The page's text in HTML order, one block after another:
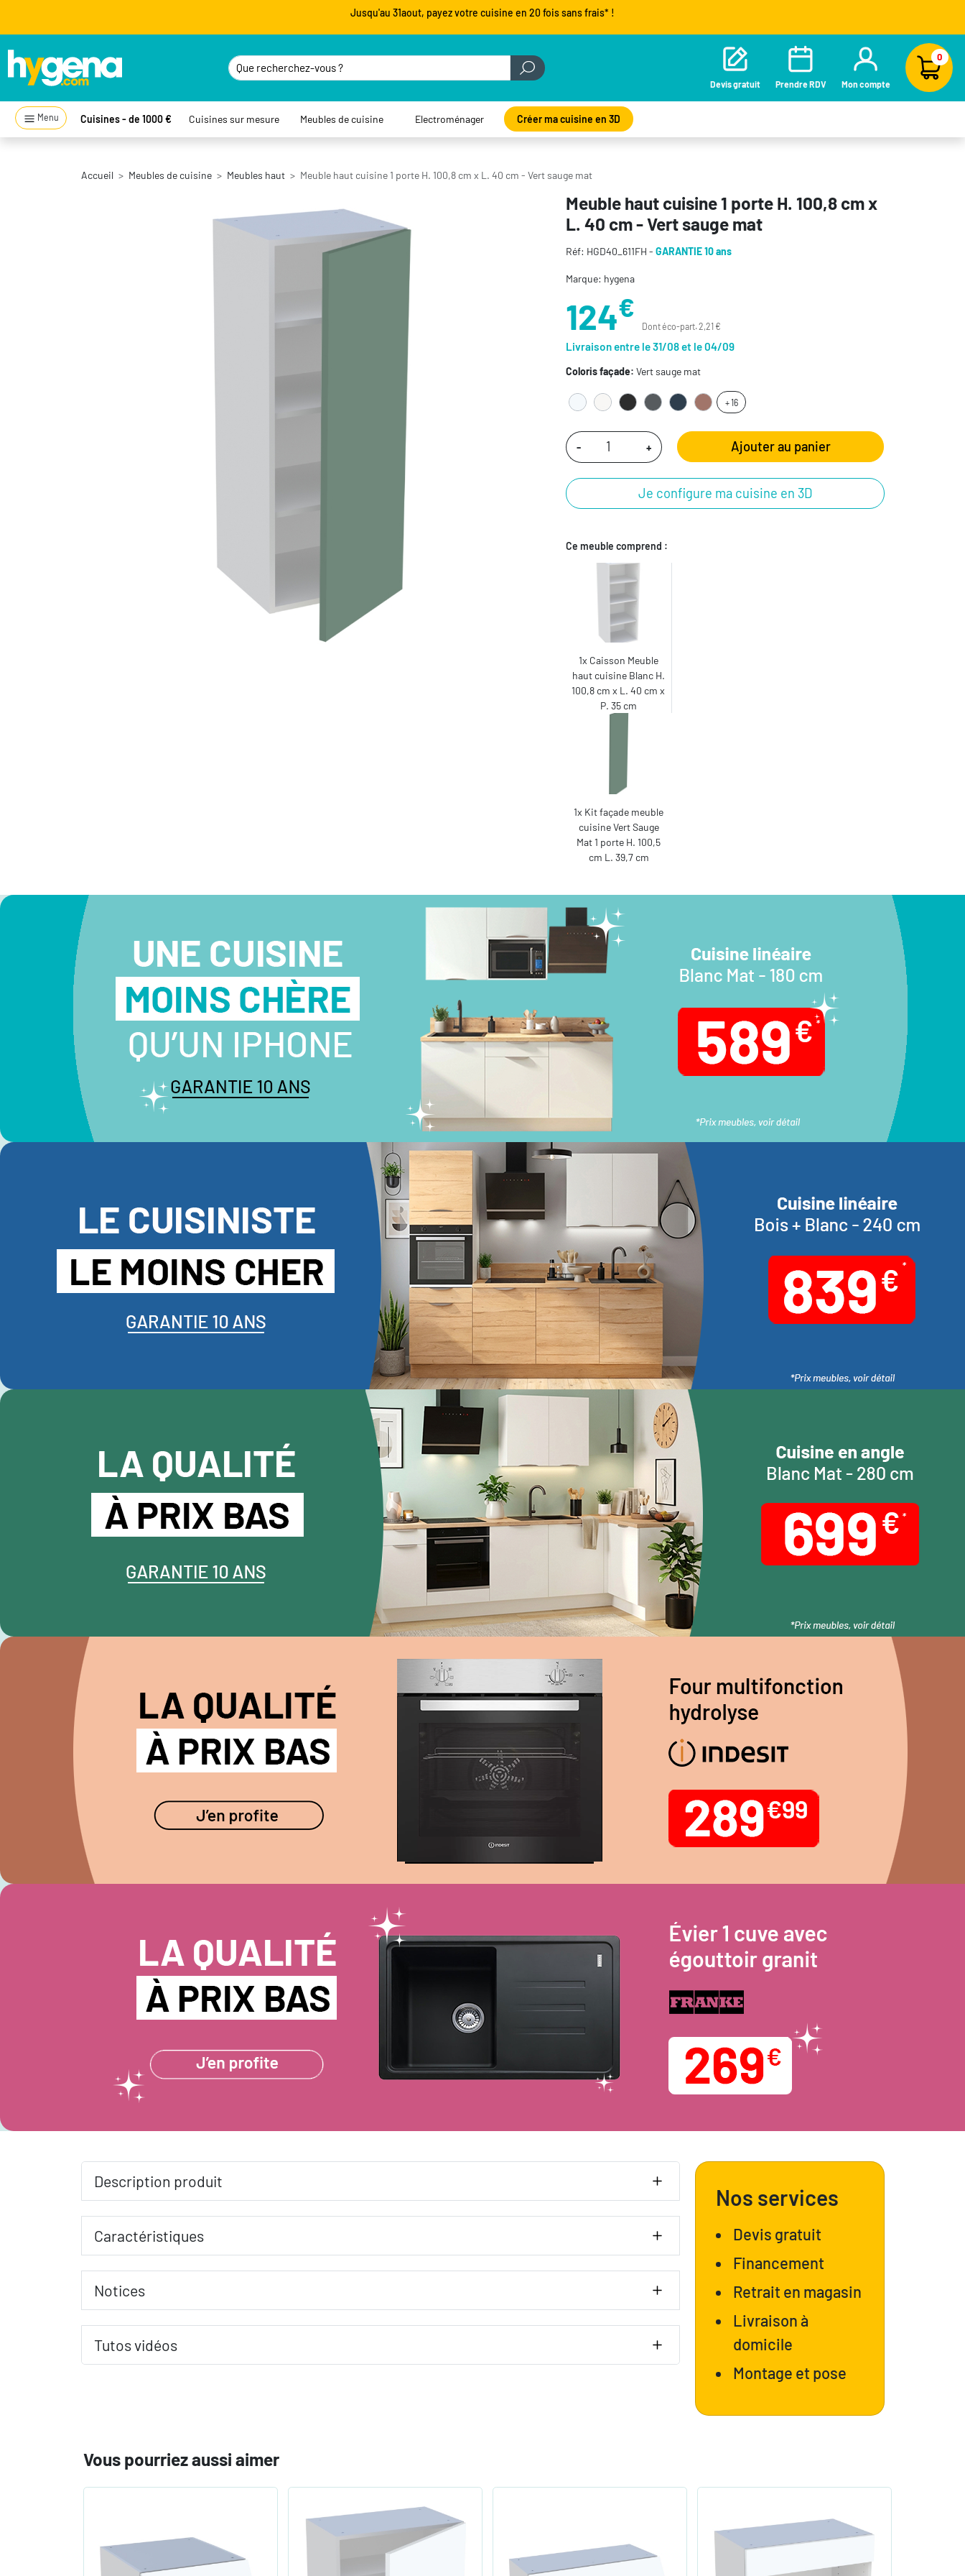
Jusqu'au 31aout, payez votre cuisine en 20 fois sans frais* !
Devis gratuit Prendre RDV Mon compte
0
Menu Cuisines - de 1000 € Cuisines sur mesure Meubles de cuisine Electroménager Créer ma cuisine en 3D
Accueil Meubles de cuisine Meubles haut Meuble haut cuisine 1 porte H. 100,8 cm x L. 40 cm - Vert sauge mat
Meuble haut cuisine 1 porte H. 100,8 cm x
L. 40 cm - Vert sauge mat
Réf: HGD40_611FH - GARANTIE 10 ans
Marque: hygena
124€
Dont éco-part. 2,21 €
Livraison entre le 31/08 et le 04/09
Coloris façade: Vert sauge mat
+ 16
- + Ajouter au panier
Je configure ma cuisine en 3D
Ce meuble comprend :
1x Caisson Meuble
haut cuisine Blanc H.
100,8 cm x L. 40 cm x
P. 35 cm
1x Kit façade meuble
cuisine Vert Sauge
Mat 1 porte H. 100,5
cm L. 39,7 cm
Description produit
Caractéristiques
Notices
Tutos vidéos
Nos services
Devis gratuit
Financement
Retrait en magasin
Livraison à
domicile
Montage et pose
Vous pourriez aussi aimer